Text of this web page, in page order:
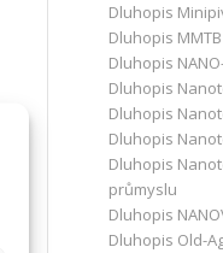
Dluhopis
Dluhopis
Dluhopis
Dluhopis
Dluhopis
Dluhopis
Dluhopis
průmyslu
Dluhopis
Dluhopis Old-